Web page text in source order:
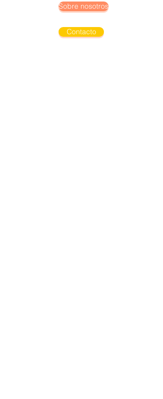
Sobre nosotros
Contacto